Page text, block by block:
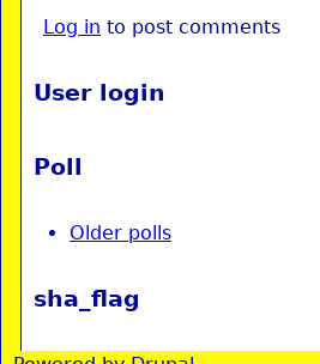
Log in to post comments
User login
Poll
Older polls
sha_flag